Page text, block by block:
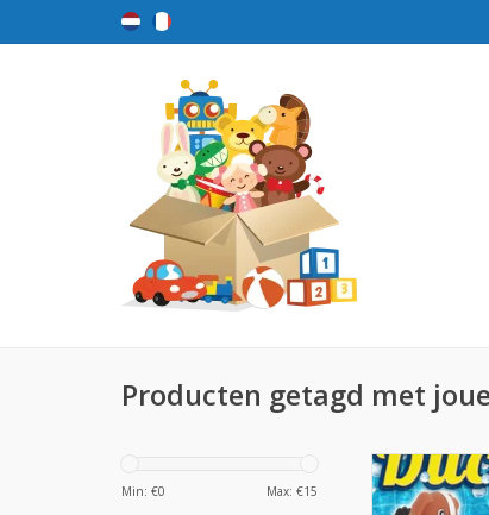
Producten getagd met
Min: €0 Max: €15
Duckies
TOEVOEGEN